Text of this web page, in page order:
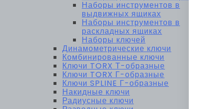
Наборы инструментов в
выдвижных ящиках
Наборы инструментов в
раскладных ящиках
Наборы ключей
Динамометрические ключи
Комбинированные ключи
Ключи TORX Т-образные
Ключи TORX Г-образные
Ключи SPLINE Г-образные
Накидные ключи
Радиусные ключи